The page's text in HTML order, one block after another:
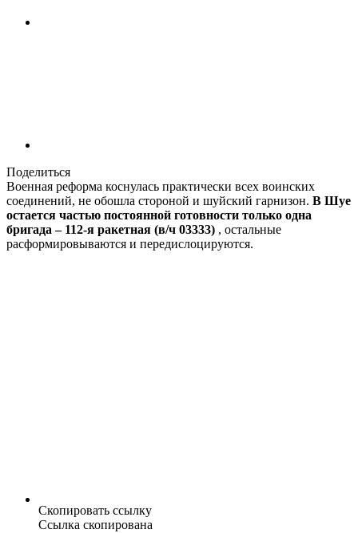
Поделиться
Военная реформа коснулась практически всех воинских
соединений, не обошла стороной и шуйский гарнизон. В Шуе
остается частью постоянной готовности только одна
бригада – 112-я ракетная (в/ч 03333) , остальные
расформировываются и передислоцируются.
Скопировать ссылку
Ссылка скопирована